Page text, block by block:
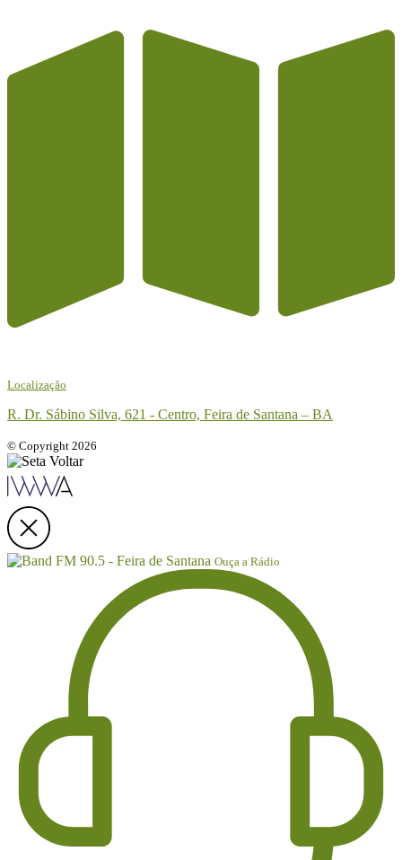
Localização
R. Dr. Sábino Silva, 621 - Centro, Feira de Santana – BA
© Copyright 2026
Ouça a Rádio